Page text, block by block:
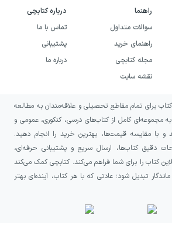
راهنما
سوالات متداول
راهنمای خرید
مجله کتابچی
نقشه سایت
درباره کتابچی
تماس با ما
پشتیبانی
درباره ما
برای تمام مقاطع تحصیلی و علاقه‌مندان به مطالعه
مجموعه‌ای کامل از کتاب‌های درسی، کنکوری، عمومی و
و با مقایسه قیمت‌ها، بهترین خرید را انجام دهید.
دقیق کتاب‌ها، ارسال سریع و پشتیبانی حرفه‌ای،
کتاب را برای شما فراهم می‌کند. کتابچی کمک می‌کند
تبدیل شود؛ عادتی که با هر کتاب، آینده‌ای بهتر